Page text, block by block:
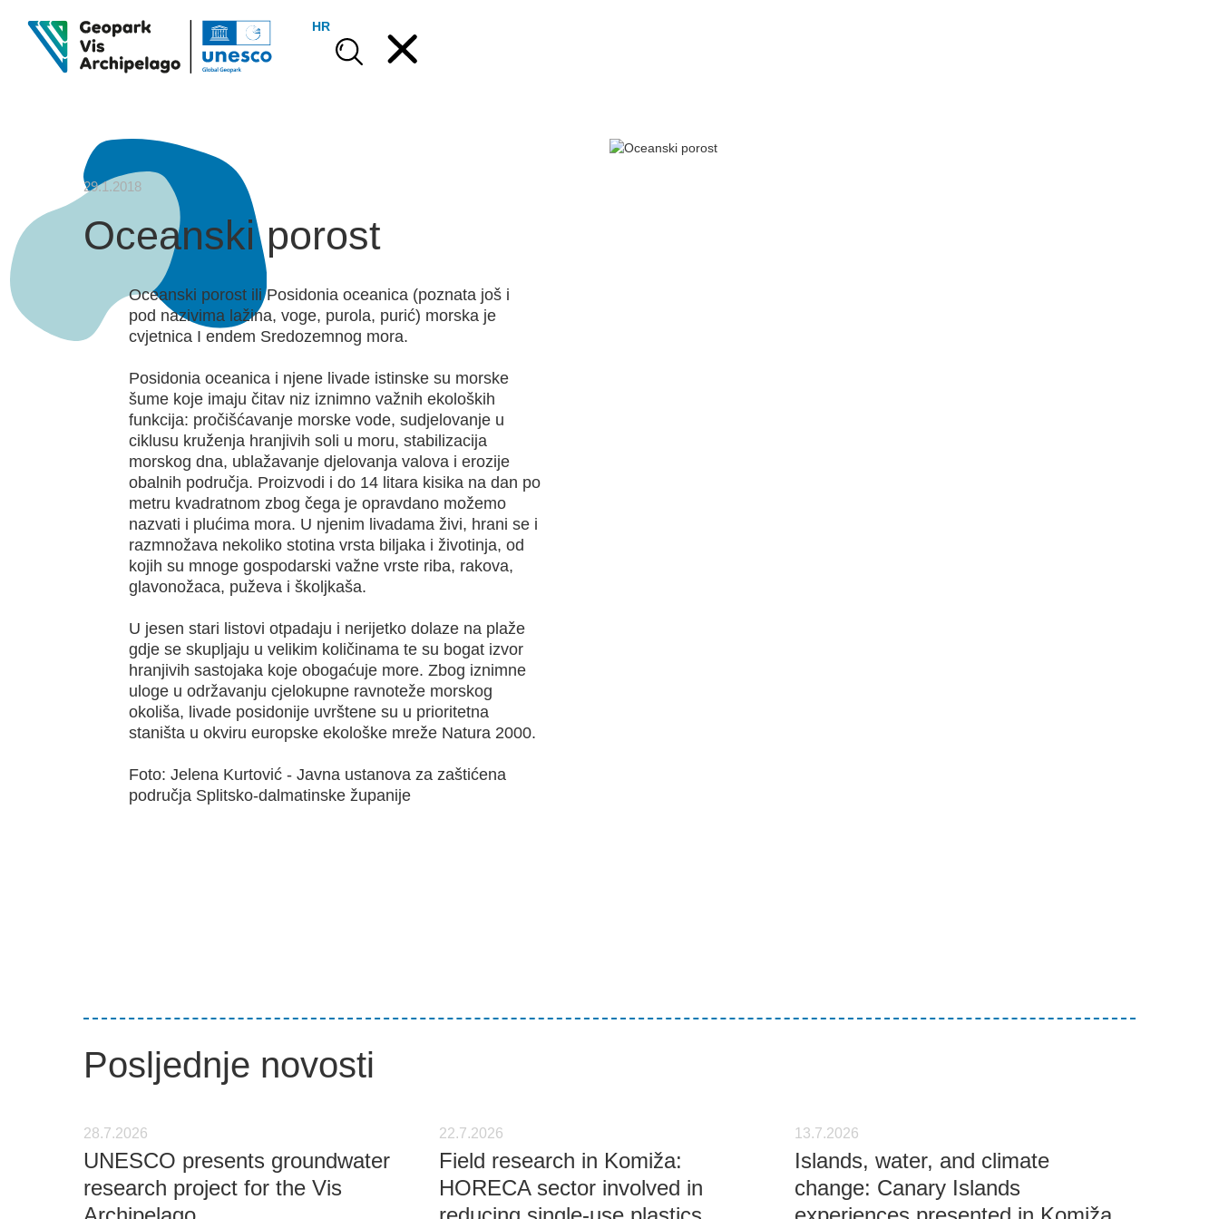
HR
29.1.2018
Oceanski porost
Oceanski porost ili Posidonia oceanica (poznata još i
pod nazivima lažina, voge, purola, purić) morska je
cvjetnica I endem Sredozemnog mora.
Posidonia oceanica i njene livade istinske su morske
šume koje imaju čitav niz iznimno važnih ekoloških
funkcija: pročišćavanje morske vode, sudjelovanje u
ciklusu kruženja hranjivih soli u moru, stabilizacija
morskog dna, ublažavanje djelovanja valova i erozije
obalnih područja. Proizvodi i do 14 litara kisika na dan po
metru kvadratnom zbog čega je opravdano možemo
nazvati i plućima mora. U njenim livadama živi, hrani se i
razmnožava nekoliko stotina vrsta biljaka i životinja, od
kojih su mnoge gospodarski važne vrste riba, rakova,
glavonožaca, puževa i školjkaša.
U jesen stari listovi otpadaju i nerijetko dolaze na plaže
gdje se skupljaju u velikim količinama te su bogat izvor
hranjivih sastojaka koje obogaćuje more. Zbog iznimne
uloge u održavanju cjelokupne ravnoteže morskog
okoliša, livade posidonije uvrštene su u prioritetna
staništa u okviru europske ekološke mreže Natura 2000.
Foto: Jelena Kurtović - Javna ustanova za zaštićena
područja Splitsko-dalmatinske županije
Posljednje novosti
28.7.2026
UNESCO presents groundwater
research project for the Vis
22.7.2026
Field research in Komiža:
HORECA sector involved in
13.7.2026
Islands, water, and climate
change: Canary Islands